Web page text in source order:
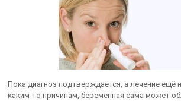
Пока диагноз подтверждается, а лечение ещё
каким-то причинам, беременная сама может